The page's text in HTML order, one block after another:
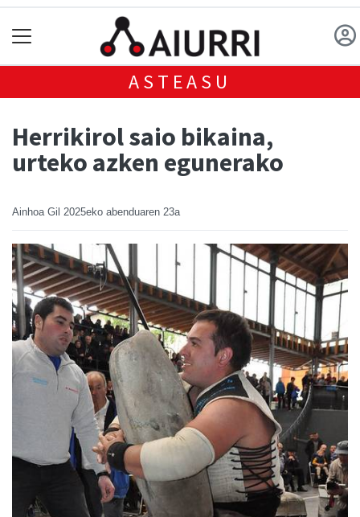
ASTEASU
Herrikirol saio bikaina,
urteko azken egunerako
Ainhoa Gil 2025eko abenduaren 23a